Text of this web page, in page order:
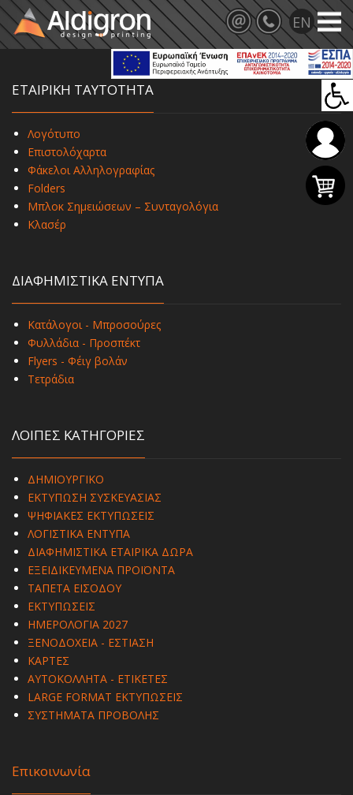
ΕΤΑΙΡΙΚΗ ΤΑΥΤΟΤΗΤΑ
Λογότυπο
Επιστολόχαρτα
Φάκελοι Αλληλογραφίας
Folders
Μπλοκ Σημειώσεων – Συνταγολόγια
Κλασέρ
ΔΙΑΦΗΜΙΣΤΙΚΑ ΕΝΤΥΠΑ
Κατάλογοι - Μπροσούρες
Φυλλάδια - Προσπέκτ
Flyers - Φέιγ βολάν
Τετράδια
ΛΟΙΠΕΣ ΚΑΤΗΓΟΡΙΕΣ
ΔΗΜΙΟΥΡΓΙΚΟ
ΕΚΤΥΠΩΣΗ ΣΥΣΚΕΥΑΣΙΑΣ
ΨΗΦΙΑΚΕΣ ΕΚΤΥΠΩΣΕΙΣ
ΛΟΓΙΣΤΙΚΑ ΕΝΤΥΠΑ
ΔΙΑΦΗΜΙΣΤΙΚΑ ΕΤΑΙΡΙΚΑ ΔΩΡΑ
ΕΞΕΙΔΙΚΕΥΜΕΝΑ ΠΡΟΪΟΝΤΑ
ΤΑΠΕΤΑ ΕΙΣΟΔΟΥ
ΕΚΤΥΠΩΣΕΙΣ
ΗΜΕΡΟΛΟΓΙΑ 2027
ΞΕΝΟΔΟΧΕΙΑ - ΕΣΤΙΑΣΗ
ΚΑΡΤΕΣ
ΑΥΤΟΚΟΛΛΗΤΑ - ΕΤΙΚΕΤΕΣ
LARGE FORMAT ΕΚΤΥΠΩΣΕΙΣ
ΣΥΣΤΗΜΑΤΑ ΠΡΟΒΟΛΗΣ
Επικοινωνία